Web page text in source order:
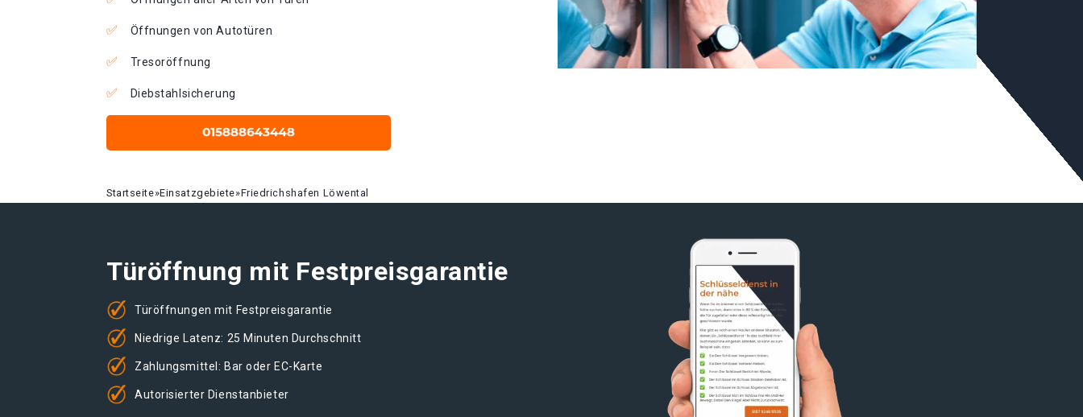
Öffnungen von Autotüren
Tresoröffnung
Diebstahlsicherung
Startseite»Einsatzgebiete»Friedrichshafen Löwental
Türöffnung mit Festpreisgarantie
Türöffnungen mit Festpreisgarantie
Niedrige Latenz: 25 Minuten Durchschnitt
Zahlungsmittel: Bar oder EC-Karte
Autorisierter Dienstanbieter